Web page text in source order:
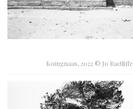
Koingnaas, 2022 © Jo Ractliffe